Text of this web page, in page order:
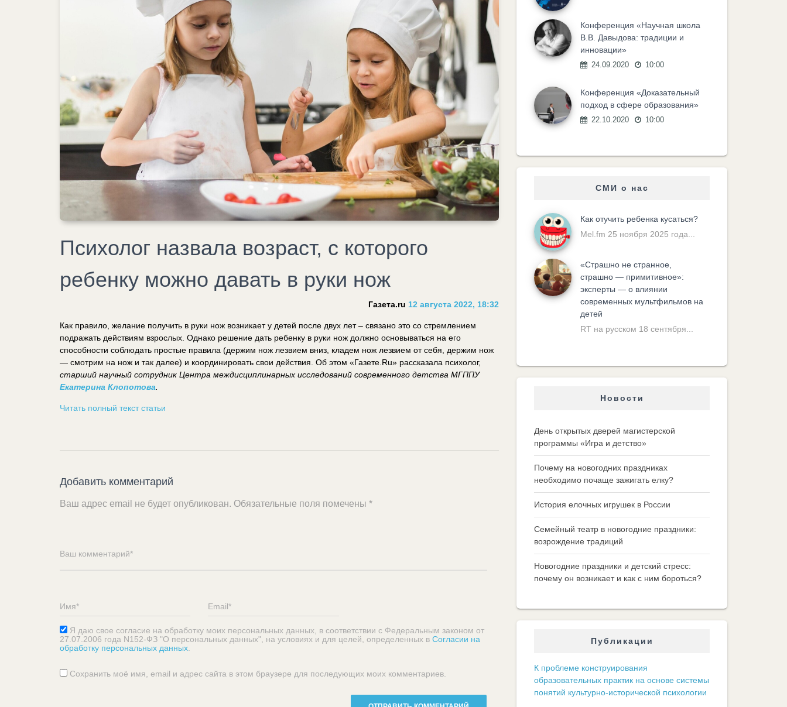
Психолог назвала возраст, с которого
ребенку можно давать в руки нож
Газета.ru 12 августа 2022, 18:32
Как правило, желание получить в руки нож возникает у детей после двух лет – связано это со стремлением
подражать действиям взрослых. Однако решение дать ребенку в руки нож должно основываться на его
способности соблюдать простые правила (держим нож лезвием вниз, кладем нож лезвием от себя, держим нож
— смотрим на нож и так далее) и координировать свои действия. Об этом «Газете.Ru» рассказала психолог,
старший научный сотрудник Центра междисциплинарных исследований современного детства МГППУ
Екатерина Клопотова
Читать полный текст статьи
Добавить комментарий
Ваш адрес email не будет опубликован. Обязательные поля помечены *
Я даю свое согласие на обработку моих персональных данных, в соответствии с Федеральным законом от
27.07.2006 года N152-ФЗ "О персональных данных", на условиях и для целей, определенных в Согласии на
обработку персональных данных
Сохранить моё имя, email и адрес сайта в этом браузере для последующих моих комментариев.
Конференция «Научная школа
В.В. Давыдова: традиции и
инновации»
24.09.2020 10:00
Конференция «Доказательный
подход в сфере образования»
22.10.2020 10:00
СМИ о нас
Как отучить ребенка кусаться?
Mel.fm 25 ноября 2025 года...
«Cтрашно не странное,
страшно — примитивное»:
эксперты — о влиянии
современных мультфильмов на
детей
RT на русском 18 сентября...
Новости
День открытых дверей магистерской
программы «Игра и детство»
Почему на новогодних праздниках
необходимо почаще зажигать елку?
История елочных игрушек в России
Семейный театр в новогодние праздники:
возрождение традиций
Новогодние праздники и детский стресс:
почему он возникает и как с ним бороться?
Публикации
К проблеме конструирования
образовательных практик на основе системы
понятий культурно-исторической психологии